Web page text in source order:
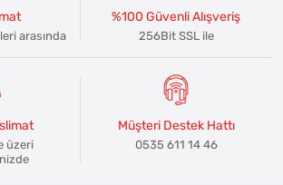
arasında
%100 Güvenli Alışveriş
256Bit SSL ile
üzeri
Müşteri Destek Hattı
0535 611 14 46